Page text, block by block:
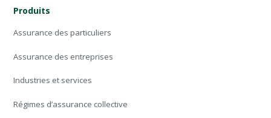
Produits
Assurance des particuliers
Assurance des entreprises
Industries et services
Régimes d’assurance collective